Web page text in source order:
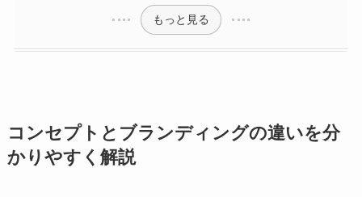
もっと見る
コンセプトとブランディングの違いを分
かりやすく解説